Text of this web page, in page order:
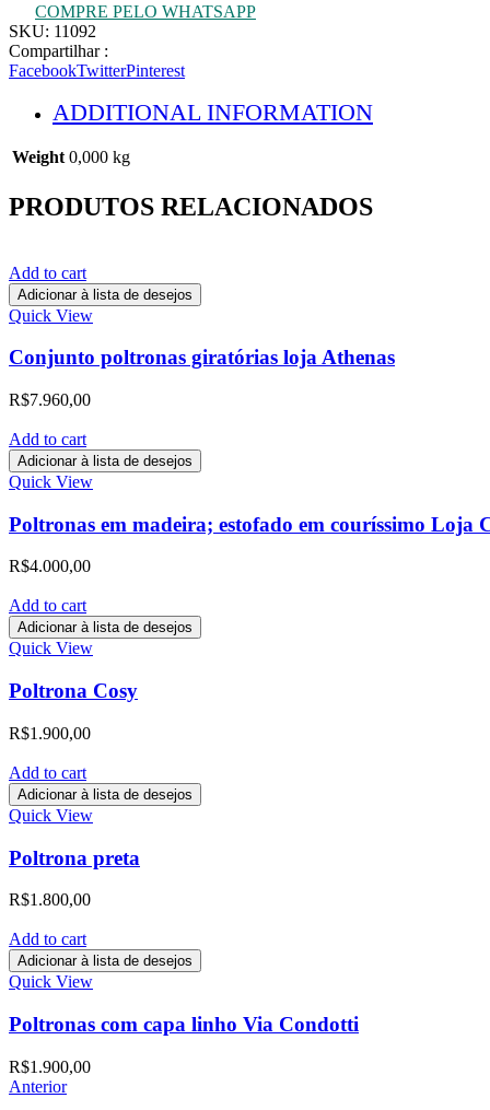
COMPRE PELO WHATSAPP
SKU: 11092
Compartilhar :
FacebookTwitterPinterest
ADDITIONAL INFORMATION
Weight 0,000 kg
PRODUTOS RELACIONADOS
Add to cart
Adicionar à lista de desejos
Quick View
Conjunto poltronas giratórias loja Athenas
R$7.960,00
Add to cart
Adicionar à lista de desejos
Quick View
Poltronas em madeira; estofado em couríssimo Loja
R$4.000,00
Add to cart
Adicionar à lista de desejos
Quick View
Poltrona Cosy
R$1.900,00
Add to cart
Adicionar à lista de desejos
Quick View
Poltrona preta
R$1.800,00
Add to cart
Adicionar à lista de desejos
Quick View
Poltronas com capa linho Via Condotti
R$1.900,00
Anterior